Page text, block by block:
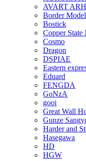
AVART
Border Model
Bostick
Copper State
Cosmo
Dragon
DSPIAE
Eastern
Eduard
FENGDA
GoNzA
gooi
Great Wall
Gunze
Harder and
Hasegawa
HD
HGW